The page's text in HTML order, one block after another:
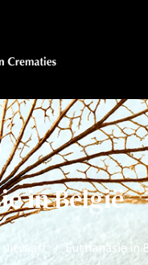
in België
uitvaart Euthanasie in